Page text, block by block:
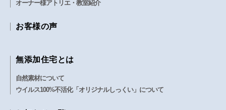
オーナー様アトリエ・教室紹介
お客様の声
無添加住宅とは
自然素材について
ウイルス100%不活化「オリジナルしっくい」について